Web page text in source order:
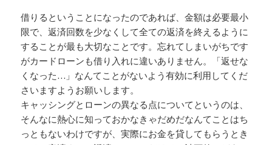
借りるということになったのであれば、金額は必要最小
限で、返済回数を少なくして全ての返済を終えるように
することが最も大切なことです。忘れてしまいがちです
がカードローンも借り入れに違いありません。「返せな
くなった…」なんてことがないよう有効に利用してくだ
さいますようお願いします。
キャッシングとローンの異なる点についてというのは、
そんなに熱心に知っておかなきゃだめだなんてことはち
っともないわけですが、実際にお金を貸してもらうとき